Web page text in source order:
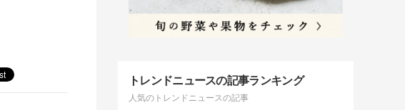
トレンドニュースの記事ランキング
人気のトレンドニュースの記事